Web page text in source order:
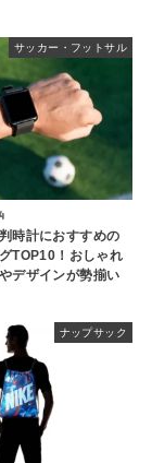
サッカー・フットサル
時計におすすめの
TOP10！おしゃれ
デザインが勢揃い
ナップサック